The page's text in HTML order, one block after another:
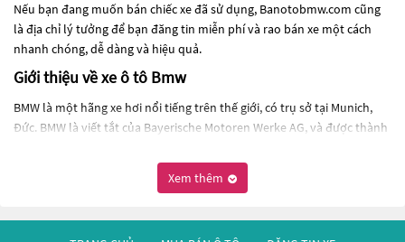
Nếu bạn đang muốn bán chiếc xe đã sử dụng, Banotobmw.com cũng
là địa chỉ lý tưởng để bạn đăng tin miễn phí và rao bán xe một cách
nhanh chóng, dễ dàng và hiệu quả.
Giới thiệu về xe ô tô Bmw
BMW là một hãng xe hơi nổi tiếng trên thế giới, có trụ sở tại Munich,
Đức. BMW là viết tắt của Bayerische Motoren Werke AG, và được thành
nhà sản xuất xe hơi hàng đầu thế giới.
BMW sản xuất các loại xe ô tô cao cấp và sang trọng như xe sedan, xe
trưng riêng, phong cách hiện đại và động cơ mạnh mẽ.
Xem thêm